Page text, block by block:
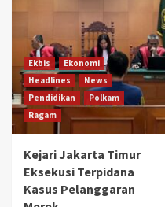
Ekbis
Ekonomi
Headlines
News
Pendidikan
Polkam
Ragam
Kejari Jakarta Timur
Eksekusi Terpidana
Kasus Pelanggaran